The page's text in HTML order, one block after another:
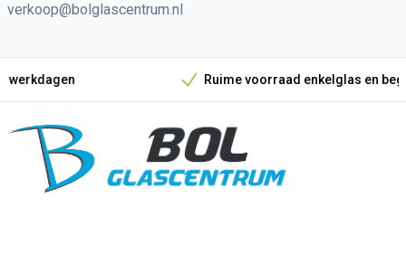
verkoop@bolglascentrum.nl
Onze unieke verkoopargumenten
Ruime voorraad enkelglas en